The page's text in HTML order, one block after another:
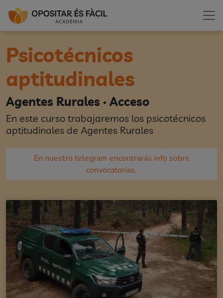
Psicotécnicos
aptitudinales
Agentes Rurales · Acceso
En este curso trabajaremos los psicotécnicos
aptitudinales de Agentes Rurales
En nuestro telegram encontrarás info sobre
convocatorias.